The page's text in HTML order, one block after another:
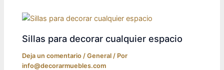
Sillas para decorar cualquier espacio
Deja un comentario /General / Por
info@decorarmuebles.com